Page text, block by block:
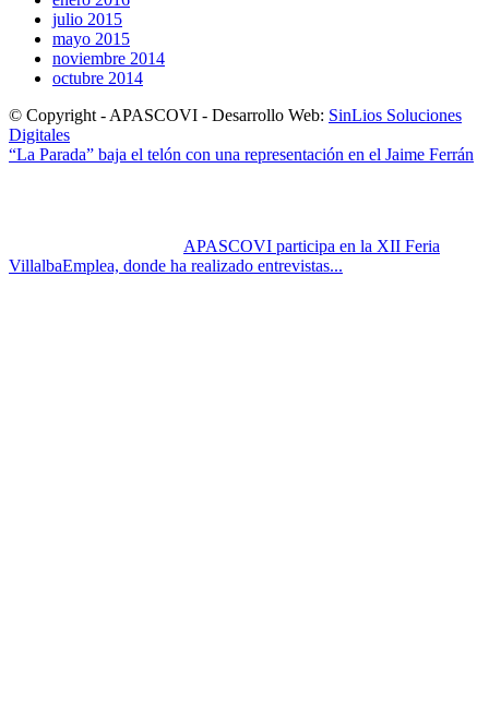
julio 2015
mayo 2015
noviembre 2014
octubre 2014
© Copyright - APASCOVI - Desarrollo Web: SinLios Soluciones
Digitales
“La Parada” baja el telón con una representación en el Jaime Ferrán
APASCOVI participa en la XII Feria
VillalbaEmplea, donde ha realizado entrevistas...